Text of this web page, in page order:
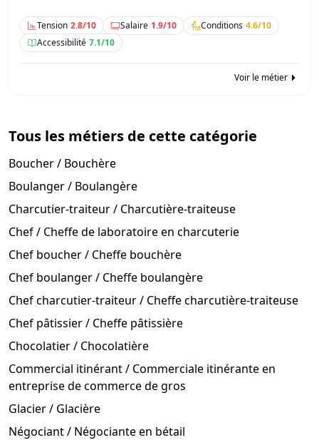
Tension 2.8/10 Salaire 1.9/10 Conditions 4.6/10
Accessibilité 7.1/10
Voir le métier
Tous les métiers de cette catégorie
Boucher / Bouchère
Boulanger / Boulangère
Charcutier-traiteur / Charcutière-traiteuse
Chef / Cheffe de laboratoire en charcuterie
Chef boucher / Cheffe bouchère
Chef boulanger / Cheffe boulangère
Chef charcutier-traiteur / Cheffe charcutière-traiteuse
Chef pâtissier / Cheffe pâtissière
Chocolatier / Chocolatière
Commercial itinérant / Commerciale itinérante en
entreprise de commerce de gros
Glacier / Glacière
Négociant / Négociante en bétail